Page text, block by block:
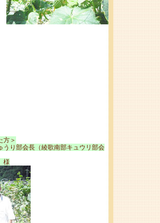
方＞
り部会長（綾歌南部キュウリ部会